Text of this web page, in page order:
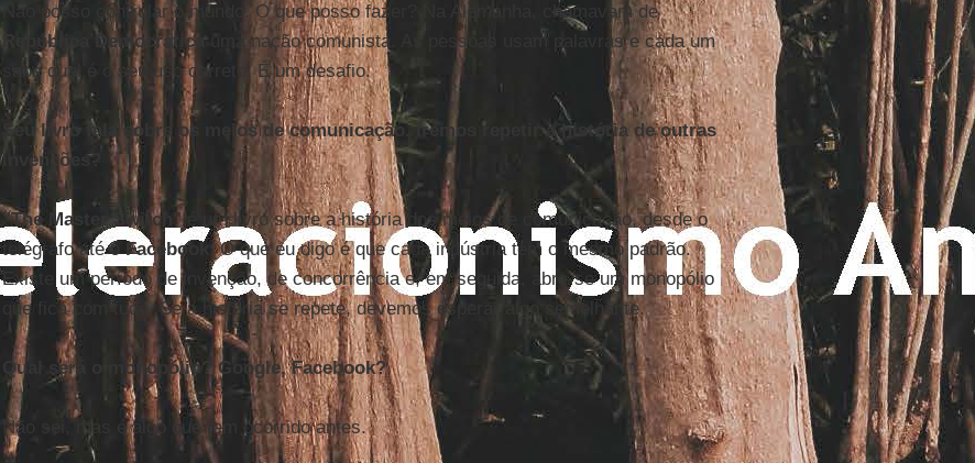
Não posso controlar o mundo. O que posso fazer? Na Alemanha, chamavam de
República Democrática uma nação comunista. As pessoas usam palavras e cada um
sabe qual é o seu uso correto. É um desafio.
Seu livro fala sobre os meios de comunicação. Iremos repetir a história de outras
invenções?
"The Master Switch"é um livro sobre a história dos meios de comunicação, desde o
telégrafo até oFacebook. O que eu digo é que cada indústria tem o mesmo padrão.
Existe um período de invenção, de concorrência e, em seguida, abre-se um monopólio
que fica com tudo. Se a história se repete, devemos esperar algo semelhante.
Qual será o monopólio? Google, Facebook?
Não sei, mas é algo que tem ocorrido antes.